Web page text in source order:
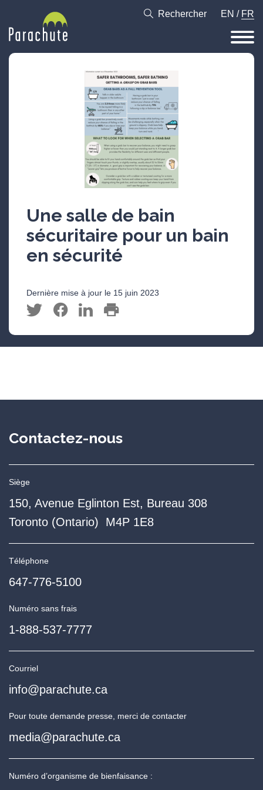
Rechercher EN / FR
Une salle de bain
sécuritaire pour un bain
en sécurité
Dernière mise à jour le 15 juin 2023
Contactez-nous
Siège
150, Avenue Eglinton Est, Bureau 308
Toronto (Ontario) M4P 1E8
Téléphone
647-776-5100
Numéro sans frais
1-888-537-7777
Courriel
info@parachute.ca
Pour toute demande presse, merci de contacter
media@parachute.ca
Numéro d’organisme de bienfaisance :